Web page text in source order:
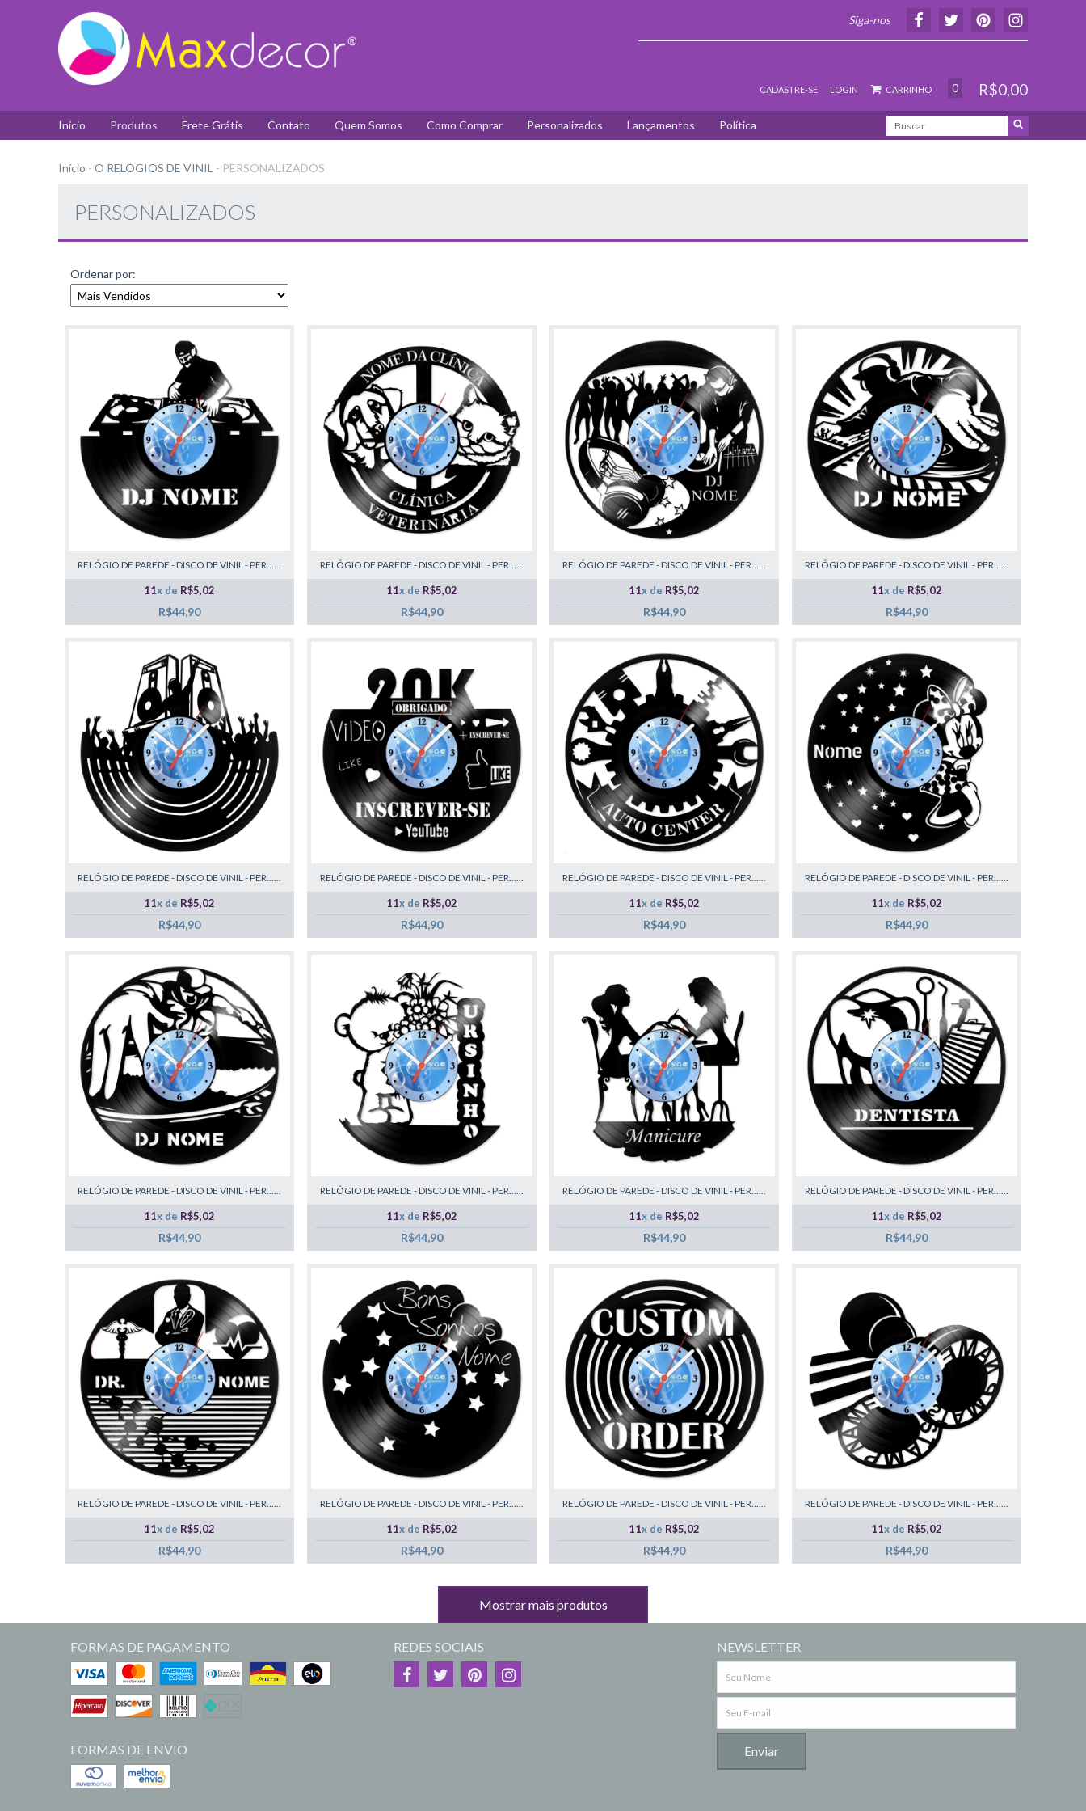
Siga-nos
CADASTRE-SE LOGIN CARRINHO 0 R$0,00
Início Produtos Frete Grátis Contato Quem Somos Como Comprar Personalizados Lançamentos Política
Início - O RELÓGIOS DE VINIL - PERSONALIZADOS
PERSONALIZADOS
Ordenar por:
RELÓGIO DE PAREDE - DISCO DE VINIL - PER......
11x de R$5,02
R$44,90
RELÓGIO DE PAREDE - DISCO DE VINIL - PER......
11x de R$5,02
R$44,90
RELÓGIO DE PAREDE - DISCO DE VINIL - PER......
11x de R$5,02
R$44,90
RELÓGIO DE PAREDE - DISCO DE VINIL - PER......
11x de R$5,02
R$44,90
RELÓGIO DE PAREDE - DISCO DE VINIL - PER......
11x de R$5,02
R$44,90
RELÓGIO DE PAREDE - DISCO DE VINIL - PER......
11x de R$5,02
R$44,90
RELÓGIO DE PAREDE - DISCO DE VINIL - PER......
11x de R$5,02
R$44,90
RELÓGIO DE PAREDE - DISCO DE VINIL - PER......
11x de R$5,02
R$44,90
RELÓGIO DE PAREDE - DISCO DE VINIL - PER......
11x de R$5,02
R$44,90
RELÓGIO DE PAREDE - DISCO DE VINIL - PER......
11x de R$5,02
R$44,90
RELÓGIO DE PAREDE - DISCO DE VINIL - PER......
11x de R$5,02
R$44,90
RELÓGIO DE PAREDE - DISCO DE VINIL - PER......
11x de R$5,02
R$44,90
RELÓGIO DE PAREDE - DISCO DE VINIL - PER......
11x de R$5,02
R$44,90
RELÓGIO DE PAREDE - DISCO DE VINIL - PER......
11x de R$5,02
R$44,90
RELÓGIO DE PAREDE - DISCO DE VINIL - PER......
11x de R$5,02
R$44,90
RELÓGIO DE PAREDE - DISCO DE VINIL - PER......
11x de R$5,02
R$44,90
Mostrar mais produtos
FORMAS DE PAGAMENTO
FORMAS DE ENVIO
REDES SOCIAIS NEWSLETTER